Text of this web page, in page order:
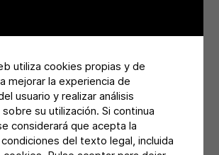
utiliza cookies propias y de
mejorar la experiencia de
usuario y realizar análisis
su utilización. Si continua
considerará que acepta la
del texto legal, incluida